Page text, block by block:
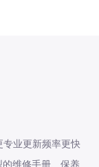
、汽修资料
拆装步骤、
X6 X7 X8
专业更新频率更快
维修手册、保养